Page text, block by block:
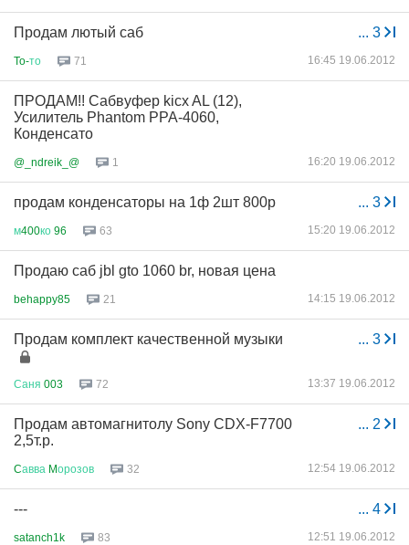
... 3
Продам лютый саб
To-то 71 16:45 19.06.2012
ПРОДАМ!! Сабвуфер kicx AL (12),
Усилитель Phantom PPA-4060,
Конденсато
@_ndreik_@ 1 16:20 19.06.2012
... 3
продам конденсаторы на 1ф 2шт 800р
м400ко 96 63 15:20 19.06.2012
Продаю саб jbl gto 1060 br, новая цена
behappy85 21 14:15 19.06.2012
... 3
Продам комплект качественной музыки
Саня 003 72 13:37 19.06.2012
... 2
Продам автомагнитолу Sony CDX-F7700
2,5т.р.
Cавва Mорозов 32 12:54 19.06.2012
... 4
---
satanch1k 83 12:51 19.06.2012